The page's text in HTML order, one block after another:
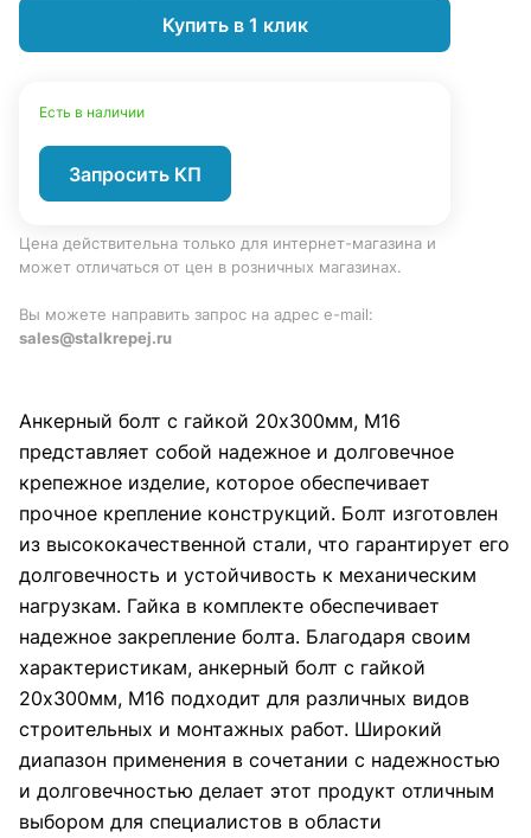
Купить в 1 клик
Есть в наличии
Запросить КП
Цена действительна только для интернет-магазина и
может отличаться от цен в розничных магазинах.
Вы можете направить запрос на адрес e-mail:
sales@stalkrepej.ru
Анкерный болт с гайкой 20х300мм, М16
представляет собой надежное и долговечное
крепежное изделие, которое обеспечивает
прочное крепление конструкций. Болт изготовлен
из высококачественной стали, что гарантирует его
долговечность и устойчивость к механическим
нагрузкам. Гайка в комплекте обеспечивает
надежное закрепление болта. Благодаря своим
характеристикам, анкерный болт с гайкой
20х300мм, М16 подходит для различных видов
строительных и монтажных работ. Широкий
диапазон применения в сочетании с надежностью
и долговечностью делает этот продукт отличным
выбором для специалистов в области